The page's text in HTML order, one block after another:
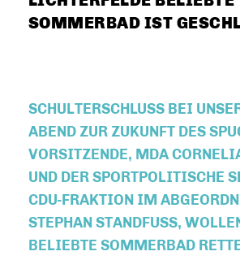
SOMMERBAD IST
SCHULTERSCHLUSS BEI
ABEND ZUR ZUKUNFT DES
VORSITZENDE, MDA
UND DER SPORTPOLITISCHE
CDU-FRAKTION IM
STEPHAN STANDFUSS, WOLLEN
ELIEBTE SOMMERBAD